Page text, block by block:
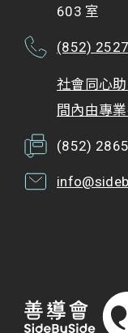
603 室
(852)
社會同心
間內由專
(852)